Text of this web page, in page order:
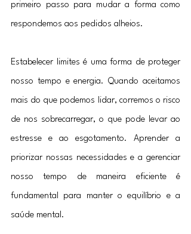
primeiro passo para mudar a forma como
respondemos aos pedidos alheios.
Estabelecer limites é uma forma de proteger
nosso tempo e energia. Quando aceitamos
mais do que podemos lidar, corremos o risco
de nos sobrecarregar, o que pode levar ao
estresse e ao esgotamento. Aprender a
priorizar nossas necessidades e a gerenciar
nosso tempo de maneira eficiente é
fundamental para manter o equilíbrio e a
saúde mental.